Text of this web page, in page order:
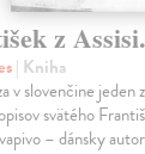
z
| Kniha
v slovenčine jeden
svätého
– dánsky